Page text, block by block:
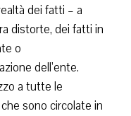
dei fatti – a
distorte, dei fatti in
o
dell’ente.
a tutte le
sono circolate in